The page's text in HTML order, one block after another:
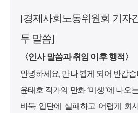
[경제사회노동위원회 기자
두 말씀]
〈인사 말씀과 취임 이후 행적〉
안녕하세요, 만나 뵙게 되어 반갑습
윤태호 작가의 만화 ‘미생’에 나오
바둑 입단에 실패하고 어렵게 회